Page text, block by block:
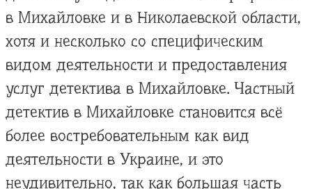
в Михайловке и в Николаевской области,
хотя и несколько со специфическим
видом деятельности и предоставления
услуг детектива в Михайловке. Частный
детектив в Михайловке становится всё
более востребовательным как вид
деятельности в Украине, и это
неудивительно, так как большая часть